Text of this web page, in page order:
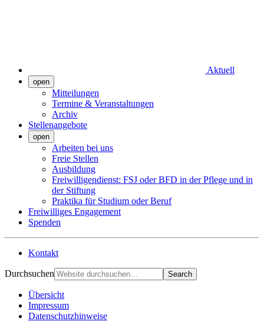
Aktuell
open
Mitteilungen
Termine & Veranstaltungen
Archiv
Stellenangebote
open
Arbeiten bei uns
Freie Stellen
Ausbildung
Freiwilligendienst: FSJ oder BFD in der Pflege und in
der Stiftung
Praktika für Studium oder Beruf
Freiwilliges Engagement
Spenden
Kontakt
Durchsuchen Search
Übersicht
Impressum
Datenschutzhinweise